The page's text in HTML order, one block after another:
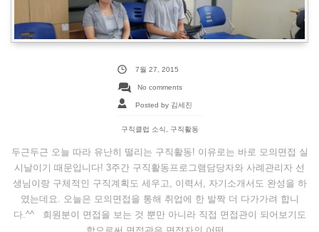
7월 27, 2015
No comments
Posted by 김세진
구직클럽 소식 구직활동
두근두근 오늘 따라 유난히 떨리는 구직활동! 이유로는 바로 모의면접 실
시날이기 때문입니다! 3주간 구직활동프로그램담당자와 사례관리자 선
생님이랑 구체적인 구직계획도 세우고, 이력서, 자기소개서도 완성을 하
였는데요. 오늘은 모의면접을 통해 취업에 한 발짝 더 다가가려 합니
다.^^ 회원분이 면접을 보는 것 뿐만 아니라 직접 면접관이 되어보기도